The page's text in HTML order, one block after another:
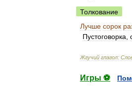
Толкование
Лучше сорок
Пустоговорка
Жгучий глагол:
Игры ⚽